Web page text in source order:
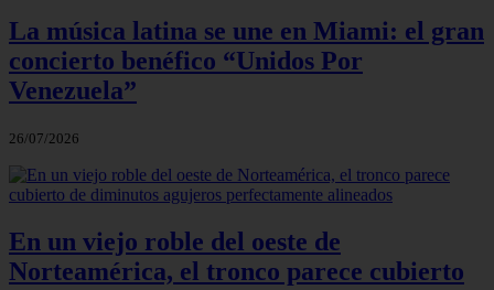
La música latina se une en Miami: el gran
concierto benéfico “Unidos Por
Venezuela”
26/07/2026
En un viejo roble del oeste de
Norteamérica, el tronco parece cubierto